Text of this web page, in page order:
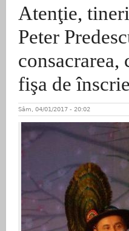
Atenţie,
Peter
fişa de
Sâm, 04/01/2017 - 20:02